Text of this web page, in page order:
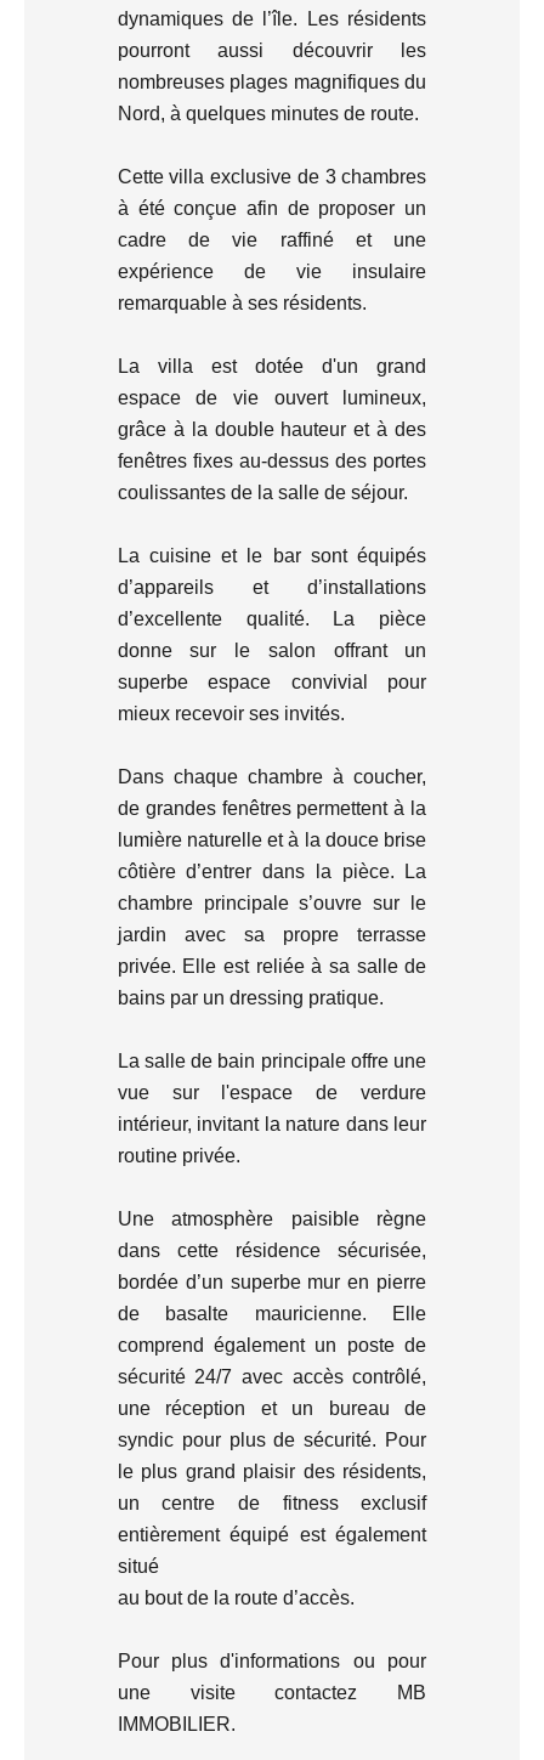
dynamiques de l’île. Les résidents
pourront aussi découvrir les
nombreuses plages magnifiques du
Nord, à quelques minutes de route.
Cette villa exclusive de 3 chambres
à été conçue afin de proposer un
cadre de vie raffiné et une
expérience de vie insulaire
remarquable à ses résidents.
La villa est dotée d'un grand
espace de vie ouvert lumineux,
grâce à la double hauteur et à des
fenêtres fixes au-dessus des portes
coulissantes de la salle de séjour.
La cuisine et le bar sont équipés
d’appareils et d’installations
d’excellente qualité. La pièce
donne sur le salon offrant un
superbe espace convivial pour
mieux recevoir ses invités.
Dans chaque chambre à coucher,
de grandes fenêtres permettent à la
lumière naturelle et à la douce brise
côtière d’entrer dans la pièce. La
chambre principale s’ouvre sur le
jardin avec sa propre terrasse
privée. Elle est reliée à sa salle de
bains par un dressing pratique.
La salle de bain principale offre une
vue sur l'espace de verdure
intérieur, invitant la nature dans leur
routine privée.
Une atmosphère paisible règne
dans cette résidence sécurisée,
bordée d’un superbe mur en pierre
de basalte mauricienne. Elle
comprend également un poste de
sécurité 24/7 avec accès contrôlé,
une réception et un bureau de
syndic pour plus de sécurité. Pour
le plus grand plaisir des résidents,
un centre de fitness exclusif
entièrement équipé est également
situé
au bout de la route d’accès.
Pour plus d'informations ou pour
une visite contactez MB
IMMOBILIER.